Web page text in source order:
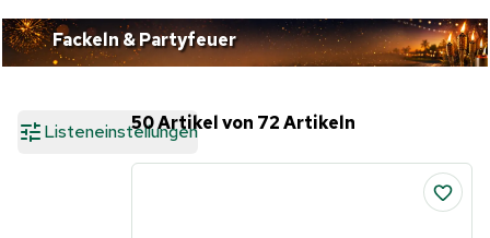
Fackeln & Partyfeuer
Listeneinstellungen50 Artikel von 72 Artikeln